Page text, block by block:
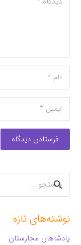
فرستادن دیدگاه
جستجو
برای:
نوشته‌های تازه
پادشاهان مجارستان